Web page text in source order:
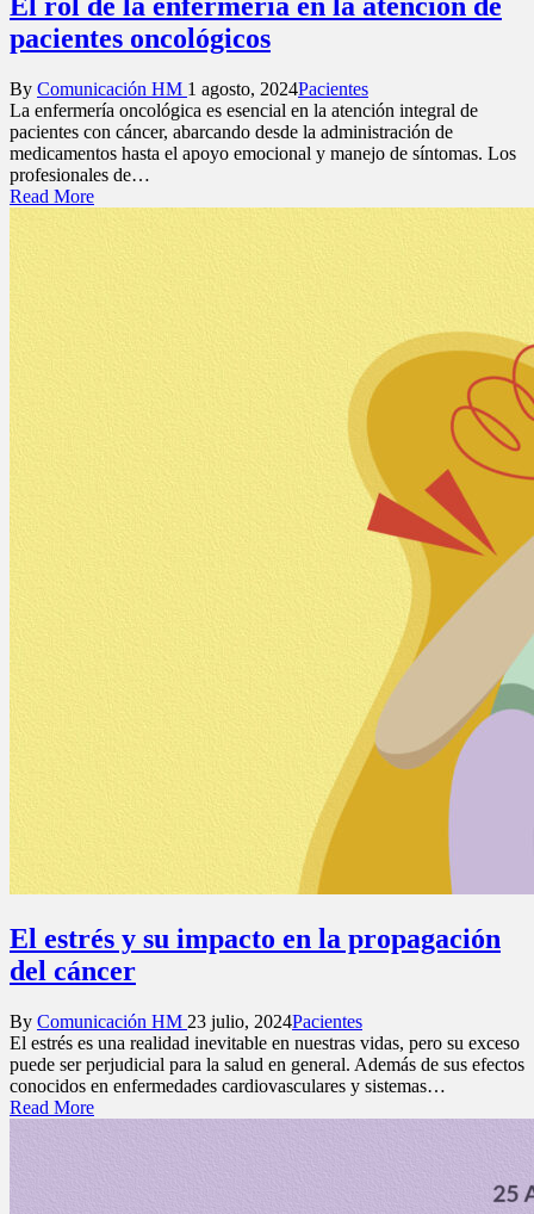
El rol de la enfermería en la atención de
pacientes oncológicos
Posted
by
By Comunicación HM 1 agosto, 2024Posted
in
Pacientes
La enfermería oncológica es esencial en la atención integral de
pacientes con cáncer, abarcando desde la administración de
medicamentos hasta el apoyo emocional y manejo de síntomas. Los
profesionales de…
Read More
El estrés y su impacto en la propagación
del cáncer
Posted
by
By Comunicación HM 23 julio, 2024Posted
in
Pacientes
El estrés es una realidad inevitable en nuestras vidas, pero su exceso
puede ser perjudicial para la salud en general. Además de sus efectos
conocidos en enfermedades cardiovasculares y sistemas…
Read More